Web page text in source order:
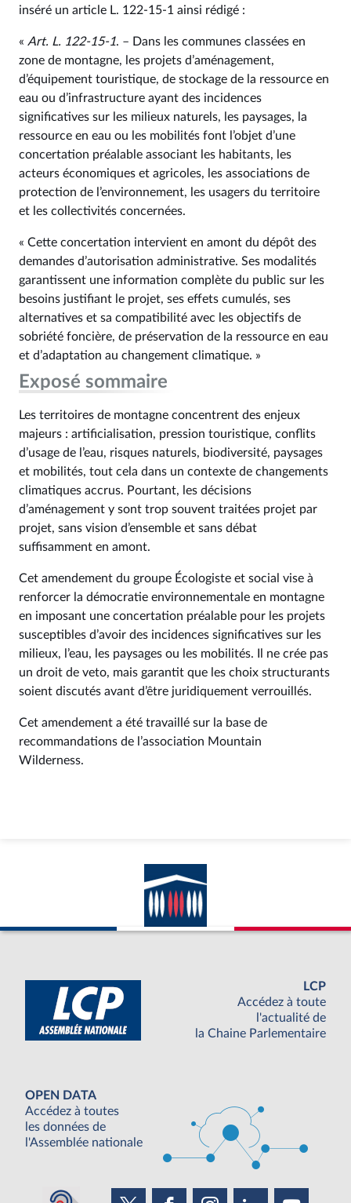
inséré un article L. 122‑15‑1 ainsi rédigé :
« Art. L. 122‑15‑1. – Dans les communes classées en
zone de montagne, les projets d’aménagement,
d’équipement touristique, de stockage de la ressource en
eau ou d’infrastructure ayant des incidences
significatives sur les milieux naturels, les paysages, la
ressource en eau ou les mobilités font l’objet d’une
concertation préalable associant les habitants, les
acteurs économiques et agricoles, les associations de
protection de l’environnement, les usagers du territoire
et les collectivités concernées.
« Cette concertation intervient en amont du dépôt des
demandes d’autorisation administrative. Ses modalités
garantissent une information complète du public sur les
besoins justifiant le projet, ses effets cumulés, ses
alternatives et sa compatibilité avec les objectifs de
sobriété foncière, de préservation de la ressource en eau
et d’adaptation au changement climatique. »
Exposé sommaire
Les territoires de montagne concentrent des enjeux
majeurs : artificialisation, pression touristique, conflits
d’usage de l’eau, risques naturels, biodiversité, paysages
et mobilités, tout cela dans un contexte de changements
climatiques accrus. Pourtant, les décisions
d’aménagement y sont trop souvent traitées projet par
projet, sans vision d’ensemble et sans débat
suffisamment en amont.
Cet amendement du groupe Écologiste et social vise à
renforcer la démocratie environnementale en montagne
en imposant une concertation préalable pour les projets
susceptibles d’avoir des incidences significatives sur les
milieux, l’eau, les paysages ou les mobilités. Il ne crée pas
un droit de veto, mais garantit que les choix structurants
soient discutés avant d’être juridiquement verrouillés.
Cet amendement a été travaillé sur la base de
recommandations de l’association Mountain
Wilderness.
LCP
Accédez à toute
l'actualité de
la Chaine Parlementaire
OPEN DATA
Accédez à toutes
les données de
l'Assemblée nationale